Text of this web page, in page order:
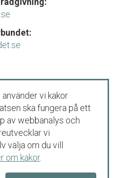
rådgivning för
vi kakor
ska fungera på ett
av webbanalys och
vi
välja om du vill
om kakor.